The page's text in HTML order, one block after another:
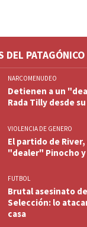
DEL PATAGÓNICO
NARCOMENUDEO
Detienen a un
Rada Tilly desde
VIOLENCIA DE GENERO
El partido de
"dealer" Pinocho y
FUTBOL
Brutal asesinato
Selección: lo
casa